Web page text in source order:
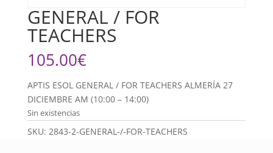
GENERAL / FOR
TEACHERS
105.00€
APTIS ESOL GENERAL / FOR TEACHERS ALMERÍA 27
DICIEMBRE AM (10:00 – 14:00)
Sin existencias
SKU: 2843-2-GENERAL-/-FOR-TEACHERS